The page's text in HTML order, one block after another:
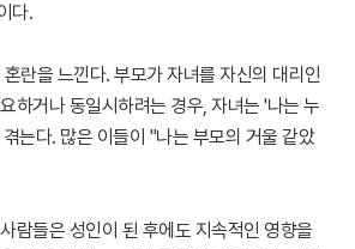
다.
란을 느낀다. 부모가 자녀를 자신의 대리인
하거나 동일시하려는 경우, 자녀는 '나는 누
는다. 많은 이들이 "나는 부모의 거울 같았
람들은 성인이 된 후에도 지속적인 영향을